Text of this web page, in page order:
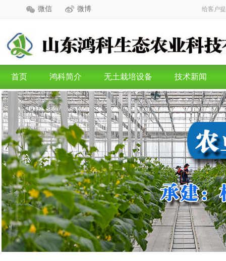
微信 微博 给客户
首页 鸿科简介 无土栽培设备 技术新闻